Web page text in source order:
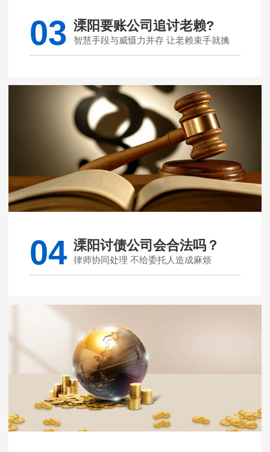
03 溧阳要账公司追讨老赖?
智慧手段与威慑力并存 让老赖束手就擒
04 溧阳讨债公司会合法吗？
律师协同处理 不给委托人造成麻烦